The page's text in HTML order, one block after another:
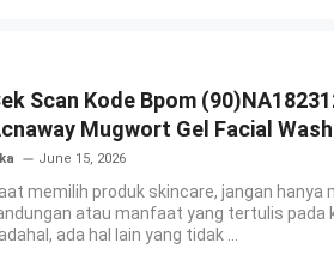
Scan Kode Bpom
Mugwort Gel Facial Wash
June 15, 2026
memilih produk skincare, jangan hanya
atau manfaat yang tertulis pada
ada hal lain yang tidak ...